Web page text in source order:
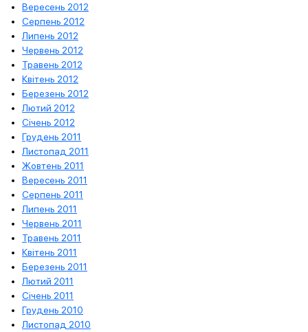
Вересень 2012
Серпень 2012
Липень 2012
Червень 2012
Травень 2012
Квітень 2012
Березень 2012
Лютий 2012
Січень 2012
Грудень 2011
Листопад 2011
Жовтень 2011
Вересень 2011
Серпень 2011
Липень 2011
Червень 2011
Травень 2011
Квітень 2011
Березень 2011
Лютий 2011
Січень 2011
Грудень 2010
Листопад 2010